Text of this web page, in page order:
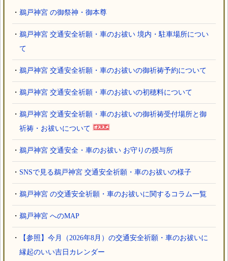
・ 鵜戸神宮 の御祭神・御本尊
・ 鵜戸神宮 交通安全祈願・車のお祓い 境内・駐車場所につい
て
・ 鵜戸神宮 交通安全祈願・車のお祓いの御祈祷予約について
・ 鵜戸神宮 交通安全祈願・車のお祓いの初穂料について
・ 鵜戸神宮 交通安全祈願・車のお祓いの御祈祷受付場所と御
祈祷・お祓いについて
・ 鵜戸神宮 交通安全・車のお祓い お守りの授与所
・ SNSで見る鵜戸神宮 交通安全祈願・車のお祓いの様子
・ 鵜戸神宮 の交通安全祈願・車のお祓いに関するコラム一覧
・ 鵜戸神宮 へのMAP
・
【参照】今月（2026年8月）の交通安全祈願・車のお祓いに
縁起のいい吉日カレンダー